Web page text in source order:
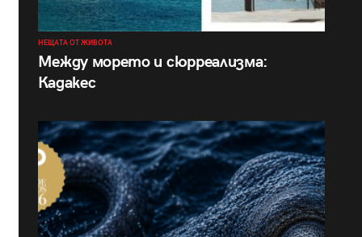
НЕЩАТА ОТ ЖИВОТА
Между морето и сюрреализма:
Кадакес